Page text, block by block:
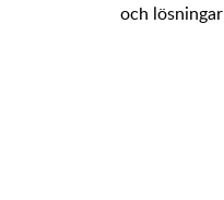
och lösningar